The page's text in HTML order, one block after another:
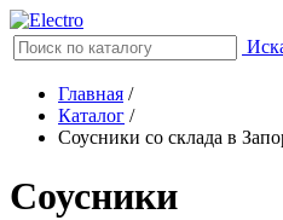
Главная /
Каталог /
Соусники со склада в
Соусники